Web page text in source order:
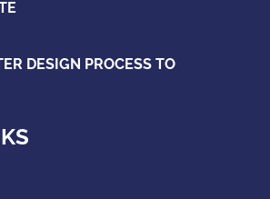
DESIGN PROCESS TO